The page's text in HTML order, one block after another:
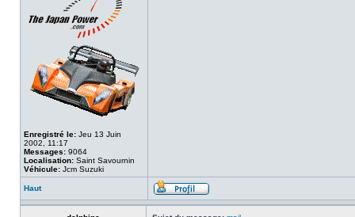
Enregistré le: Jeu 13 Juin
2002, 11:17
Messages: 9064
Localisation: Saint Savournin
Véhicule: Jcm Suzuki
Haut